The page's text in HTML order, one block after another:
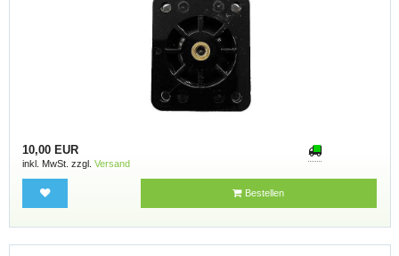
10,00 EUR
inkl. MwSt. zzgl. Versand
Bestellen